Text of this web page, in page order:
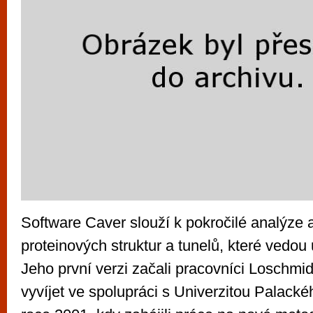
Software Caver slouží k pokročilé analýze
proteinových struktur a tunelů, které vedou
Jeho první verzi začali pracovníci
vyvíjet ve spolupráci s Univerzitou